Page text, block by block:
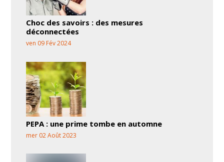
Choc des savoirs : des mesures
déconnectées
ven 09 Fév 2024
PEPA : une prime tombe en automne
mer 02 Août 2023